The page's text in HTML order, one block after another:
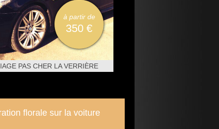
à partir de
350 €
PAS CHER LA VERRIÈRE
florale sur la voiture